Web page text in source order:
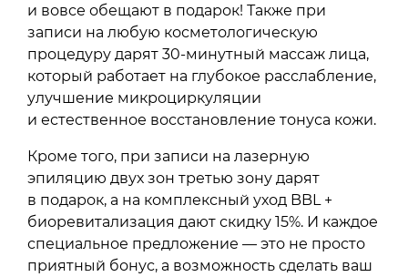
и вовсе обещают в подарок! Также при
записи на любую косметологическую
процедуру дарят 30-минутный массаж лица,
который работает на глубокое расслабление,
улучшение микроциркуляции
и естественное восстановление тонуса кожи.
Кроме того, при записи на лазерную
эпиляцию двух зон третью зону дарят
в подарок, а на комплексный уход BBL +
биоревитализация дают скидку 15%. И каждое
специальное предложение — это не просто
приятный бонус, а возможность сделать ваш